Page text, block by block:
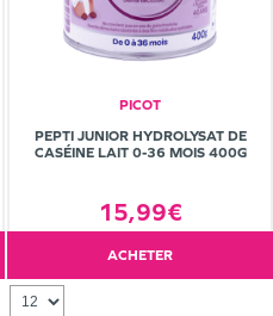
PICOT
PEPTI JUNIOR HYDROLYSAT DE
CASÉINE LAIT 0-36 MOIS 400G
15,99€
ACHETER